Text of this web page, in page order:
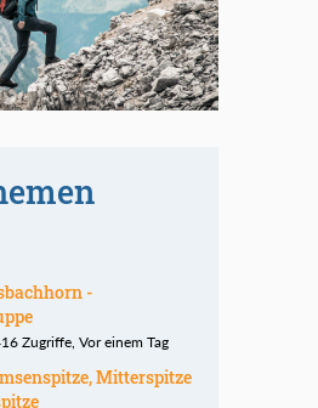
-
Zugriffe, Vor einem Tag
Mitterspitze